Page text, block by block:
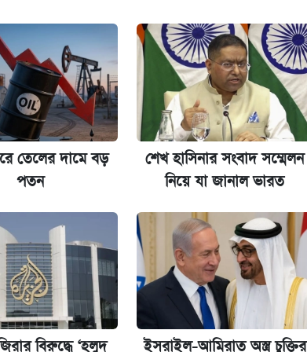
দুইজন আটক
খান
বন্ধ
অর্থমন্ত্রী
তেলের দামে বড়
পতন
শেখ হাসিনার সংবাদ সম্মেলন
নিয়ে যা জানাল ভারত
বিরুদ্ধে ‘হলুদ
ইসরাইল-আমিরাত অস্ত্র চুক্তির